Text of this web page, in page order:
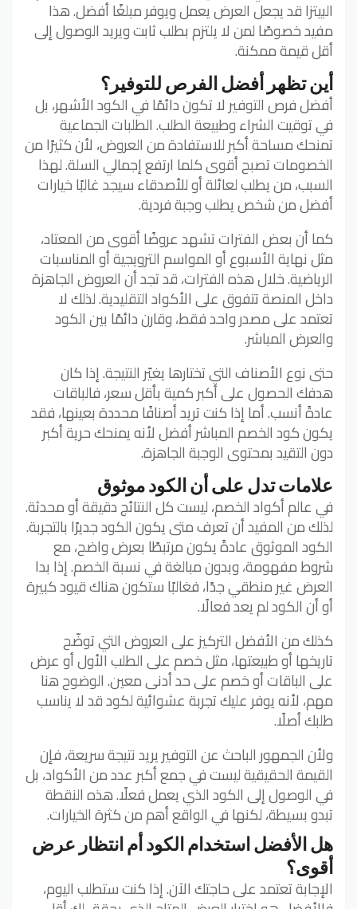
البيتزا قد يجعل العرض يعمل ويوفر مبلغًا أفضل. هذا
مفيد خصوصًا لمن لا يلتزم بطلب ثابت ويريد الوصول إلى
أقل قيمة ممكنة.
أين تظهر أفضل الفرص للتوفير؟
أفضل فرص التوفير لا تكون دائمًا في الكود الأشهر، بل
في توقيت الشراء وطبيعة الطلب. الطلبات الجماعية
تمنحك مساحة أكبر للاستفادة من العروض، لأن كثيرًا من
الخصومات تصبح أقوى كلما ارتفع إجمالي السلة. لهذا
السبب، من يطلب لعائلة أو للأصدقاء سيجد غالبًا خيارات
أفضل من شخص يطلب وجبة فردية.
كما أن بعض الفترات تشهد عروضًا أقوى من المعتاد،
مثل نهاية الأسبوع أو المواسم الترويجية أو المناسبات
الرياضية. خلال هذه الفترات، قد تجد أن العروض الجاهزة
داخل المنصة تتفوق على الأكواد التقليدية. لذلك لا
تعتمد على مصدر واحد فقط، وقارن دائمًا بين الكود
والعرض المباشر.
حتى نوع الأصناف التي تختارها يغيّر النتيجة. إذا كان
هدفك الحصول على أكبر كمية بأقل سعر، فالباقات
عادةً أنسب. أما إذا كنت تريد أصنافًا محددة بعينها، فقد
يكون كود الخصم المباشر أفضل لأنه يمنحك حرية أكبر
دون التقيد بمحتوى الوجبة الجاهزة.
علامات تدل على أن الكود موثوق
في عالم أكواد الخصم، ليست كل النتائج دقيقة أو محدثة.
لذلك من المفيد أن تعرف متى يكون الكود جديرًا بالتجربة.
الكود الموثوق عادةً يكون مرتبطًا بعرض واضح، مع
شروط مفهومة، وبدون مبالغة في نسبة الخصم. إذا بدا
العرض غير منطقي جدًا، فغالبًا ستكون هناك قيود كبيرة
أو أن الكود لم يعد فعالًا.
كذلك من الأفضل التركيز على العروض التي توضّح
تاريخها أو طبيعتها، مثل خصم على الطلب الأول أو عرض
على الباقات أو خصم على حد أدنى معين. الوضوح هنا
مهم، لأنه يوفر عليك تجربة عشوائية لكود قد لا يناسب
طلبك أصلًا.
ولأن الجمهور الباحث عن التوفير يريد نتيجة سريعة، فإن
القيمة الحقيقية ليست في جمع أكبر عدد من الأكواد، بل
في الوصول إلى الكود الذي يعمل فعلًا. هذه النقطة
تبدو بسيطة، لكنها في الواقع أهم من كثرة الخيارات.
هل الأفضل استخدام الكود أم انتظار عرض
أقوى؟
الإجابة تعتمد على حاجتك الآن. إذا كنت ستطلب اليوم،